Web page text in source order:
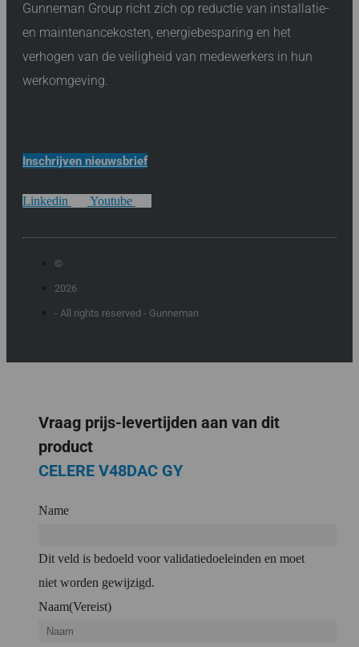
Gunneman Group richt zich op reductie van installatie-
en maintenancekosten, energiebesparing en het
verhogen van de veiligheid van medewerkers in hun
werkomgeving.
Inschrijven nieuwsbrief
Linkedin Youtube
©
2026
- All rights reserved - Gunneman
Vraag prijs-levertijden aan van dit
product
CELERE V48DAC GY
Name
Dit veld is bedoeld voor validatiedoeleinden en moet
niet worden gewijzigd.
Naam(Vereist)